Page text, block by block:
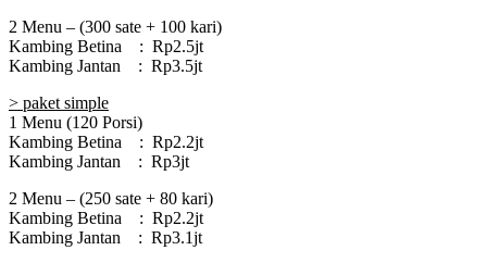
2 Menu – (300 sate + 100 kari)
Kambing Betina : Rp2.5jt
Kambing Jantan : Rp3.5jt
> paket simple
1 Menu (120 Porsi)
Kambing Betina : Rp2.2jt
Kambing Jantan : Rp3jt
2 Menu – (250 sate + 80 kari)
Kambing Betina : Rp2.2jt
Kambing Jantan : Rp3.1jt